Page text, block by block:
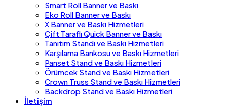
Smart Roll Banner ve Baskı
Eko Roll Banner ve Baskı
X Banner ve Baskı Hizmetleri
Çift Taraflı Quick Banner ve Baskı
Tanıtım Standı ve Baskı Hizmetleri
Karşılama Bankosu ve Baskı Hizmetleri
Panset Stand ve Baskı Hizmetleri
Örümcek Stand ve Baskı Hizmetleri
Crown Truss Stand ve Baskı Hizmetleri
Backdrop Stand ve Baskı Hizmetleri
İletişim